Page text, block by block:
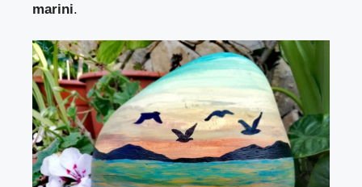
marini.